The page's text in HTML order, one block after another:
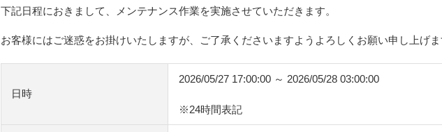
下記日程におきまして、メンテナンス作業を実施させていただきます。
お客様にはご迷惑をお掛けいたしますが、ご了承くださいますようよろしくお願い申し上げま
日時
2026/05/27 17:00:00 ～ 2026/05/28 03:00:00
※24時間表記